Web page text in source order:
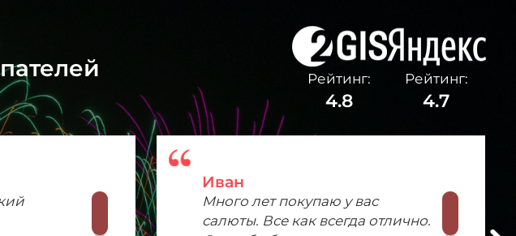
Рейтинг:
4.8
Рейтинг:
4.7
Иван
Много лет покупаю у вас
салюты. Все как всегда отлично.